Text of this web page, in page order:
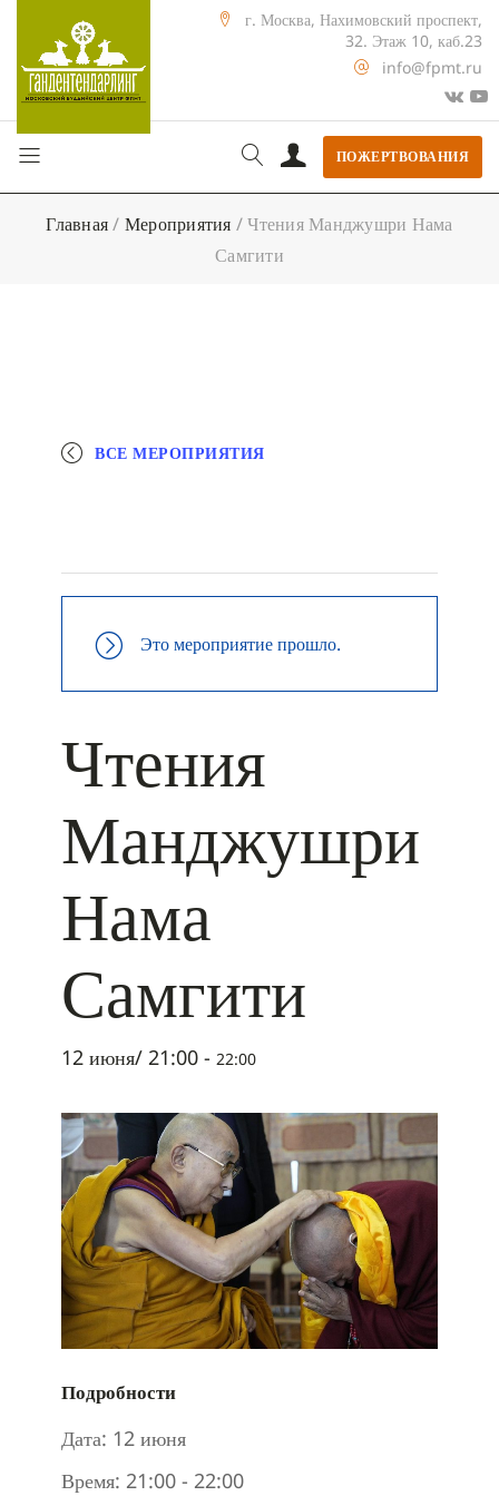
г. Москва, Нахимовский проспект,
32. Этаж 10, каб.23
info@fpmt.ru
ПОЖЕРТВОВАНИЯ
Главная/ Мероприятия /Чтения Манджушри Нама
Самгити
ВСЕ МЕРОПРИЯТИЯ
Это мероприятие прошло.
Чтения
Манджушри
Нама
Самгити
12 июня/ 21:00 - 22:00
Подробности
Дата: 12 июня
Время: 21:00 - 22:00